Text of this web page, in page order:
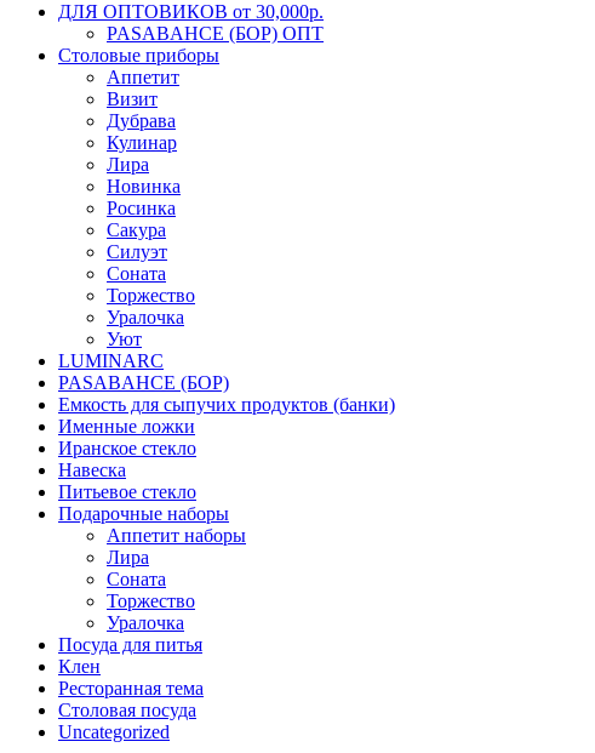
ДЛЯ ОПТОВИКОВ от 30,000р.
PASABAHCE (БОР) ОПТ
Столовые приборы
Аппетит
Визит
Дубрава
Кулинар
Лира
Новинка
Росинка
Сакура
Силуэт
Соната
Торжество
Уралочка
Уют
LUMINARC
PASABAHCE (БОР)
Емкость для сыпучих продуктов (банки)
Именные ложки
Иранское стекло
Навеска
Питьевое стекло
Подарочные наборы
Аппетит наборы
Лира
Соната
Торжество
Уралочка
Посуда для питья
Клен
Ресторанная тема
Столовая посуда
Uncategorized